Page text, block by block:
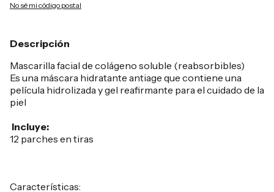
No sé mi código postal
Descripción
Mascarilla facial de colágeno soluble (reabsorbibles)
Es una máscara hidratante antiage que contiene una
película hidrolizada y gel reafirmante para el cuidado de la
piel
Incluye:
12 parches en tiras
Características: